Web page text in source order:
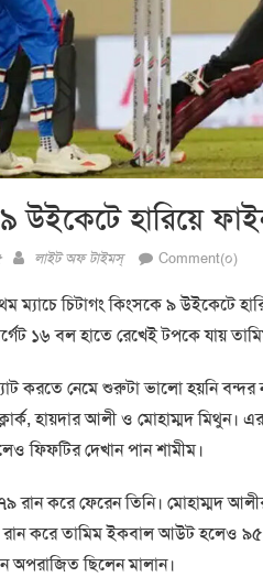
৯ উইকেটে হারিয়ে
Author
লাইট অফ টাইমস্ Comment(০)
ম্যাচে চিটাগং কিংসকে ৯ উইকেটে
১৬ বল হাতে রেখেই টপকে যায়
করতে নেমে শুরুটা ভালো হয়নি বন্দর
ক্লার্ক, হায়দার আলী ও মোহাম্মদ
ফিফটির দেখান পান শামীম।
রান করে ফেরেন তিনি। মোহাম্মদ
করে তামিম ইকবাল আউট হলেও ৯৫
ছিলেন মালান।